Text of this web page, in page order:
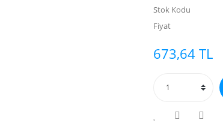
Stok Kodu
Fiyat
673,64 TL